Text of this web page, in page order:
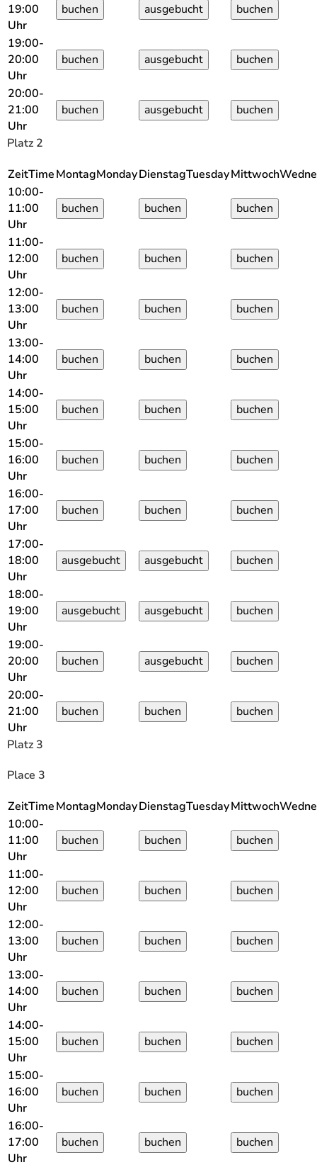
19:00
Uhr
19:00-
20:00
Uhr
20:00-
21:00
Uhr
Platz 2
ZeitTimeMontagMondayDienstagTuesdayMittwoch
10:00-
11:00
Uhr
11:00-
12:00
Uhr
12:00-
13:00
Uhr
13:00-
14:00
Uhr
14:00-
15:00
Uhr
15:00-
16:00
Uhr
16:00-
17:00
Uhr
17:00-
18:00
Uhr
18:00-
19:00
Uhr
19:00-
20:00
Uhr
20:00-
21:00
Uhr
Platz 3
Place 3
ZeitTimeMontagMondayDienstagTuesdayMittwoch
10:00-
11:00
Uhr
11:00-
12:00
Uhr
12:00-
13:00
Uhr
13:00-
14:00
Uhr
14:00-
15:00
Uhr
15:00-
16:00
Uhr
16:00-
17:00
Uhr